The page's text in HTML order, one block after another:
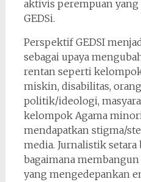
aktivis perempuan
GEDSi.
Perspektif GEDSI
sebagai upaya
rentan seperti
miskin, disabilitas,
politik/ideologi,
kelompok Agama
mendapatkan stigma/
media. Jurnalistik setara
bagaimana
yang mengedepankan